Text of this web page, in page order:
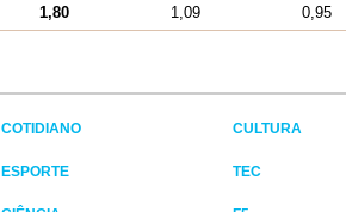
1,80 1,09 0,95
COTIDIANO
ESPORTE
CULTURA
TEC